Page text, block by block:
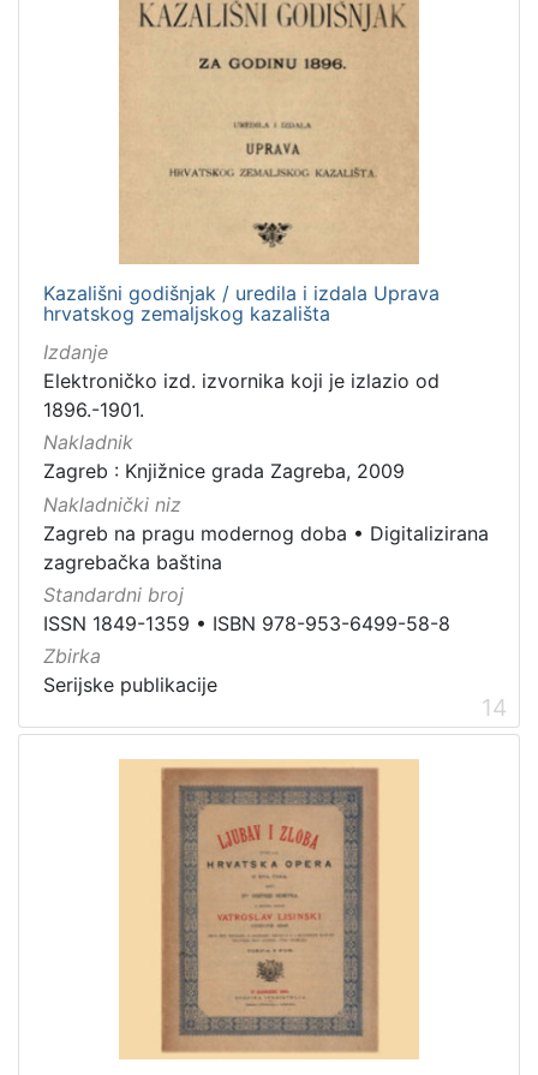
Kazališni godišnjak / uredila i izdala Uprava
hrvatskog zemaljskog kazališta
Izdanje
Elektroničko izd. izvornika koji je izlazio od
1896.-1901.
Nakladnik
Zagreb : Knjižnice grada Zagreba, 2009
Nakladnički niz
Zagreb na pragu modernog doba • Digitalizirana
zagrebačka baština
Standardni broj
ISSN 1849-1359 • ISBN 978-953-6499-58-8
Zbirka
Serijske publikacije
14